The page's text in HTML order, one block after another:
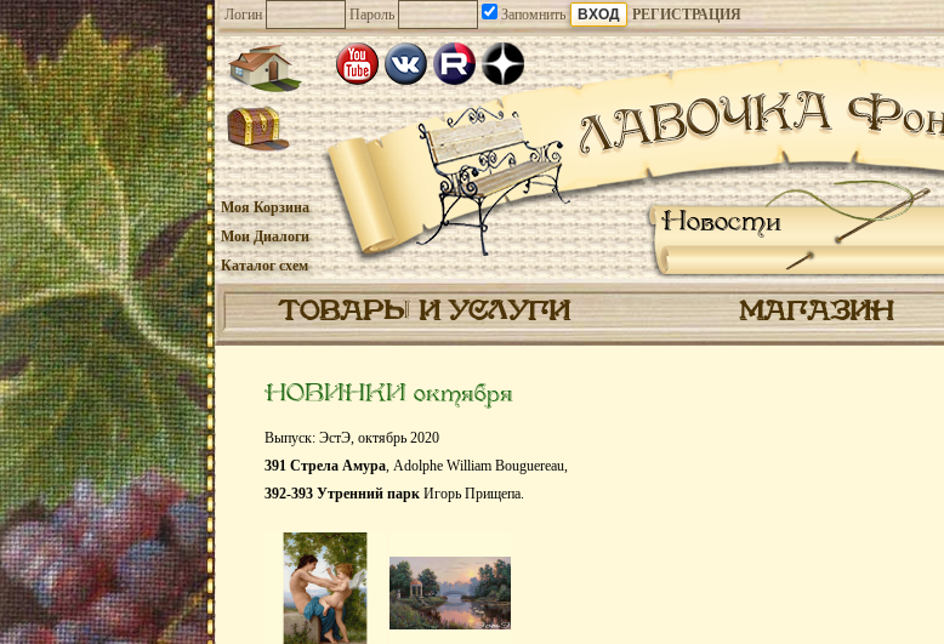
Логин Пароль Запомнить РЕГИСТРАЦИЯ
Новости
Моя Корзина
Мои Диалоги
Каталог схем
ТОВАРЫ И УСЛУГИ МАГАЗИН
НОВИНКИ октября
Выпуск: ЭстЭ, октябрь 2020
391 Стрела Амура, Adolphe William Bouguereau,
392-393 Утренний парк Игорь Прищепа.